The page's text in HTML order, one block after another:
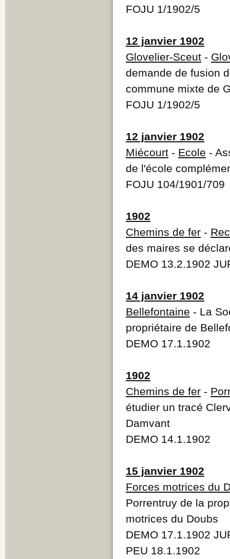
FOJU 1/1902/5
12 janvier 1902
Glovelier-Sceut -
demande de fusion
commune mixte de
FOJU 1/1902/5
12 janvier 1902
Miécourt - Ecole -
de l'école
FOJU 104/1901/709
1902
Chemins de fer -
des maires se
DEMO 13.2.1902
14 janvier 1902
Bellefontaine - La
propriétaire de
DEMO 17.1.1902
1902
Chemins de fer -
étudier un tracé
Damvant
DEMO 14.1.1902
15 janvier 1902
Forces motrices du
Porrentruy de la
motrices du Doubs
DEMO 17.1.1902
PEU 18.1.1902